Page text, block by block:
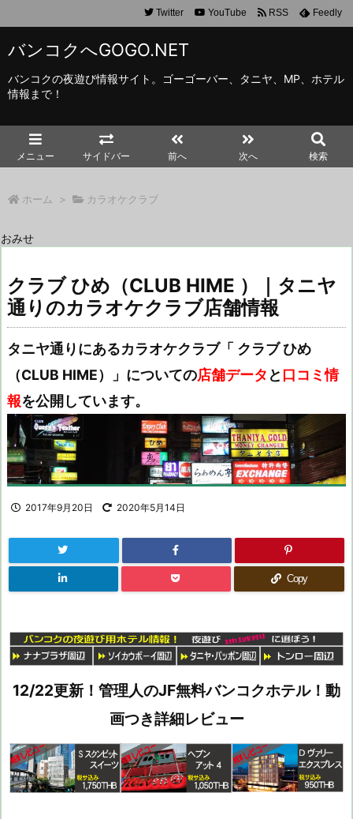
バンコクへGOGO.NET
バンコクの夜遊び情報サイト。ゴーゴーバー、タニヤ、MP、ホテル
情報まで！
メニュー サイドバー 前へ 次へ 検索
Twitter YouTube RSS Feedly
ホーム > カラオケクラブ
おみせ
クラブ ひめ（CLUB HIME ）｜タニヤ
通りのカラオケクラブ店舗情報
タニヤ通りにあるカラオケクラブ「 クラブ ひめ
（CLUB HIME）」についての店舗データ と 口コミ情
報を公開しています。
2017年9月20日 2020年5月14日
Copy
12/22更新！管理人のJF無料バンコクホテル！動
画つき詳細レビュー